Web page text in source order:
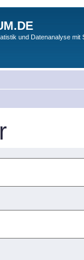
und Datenanalyse mit